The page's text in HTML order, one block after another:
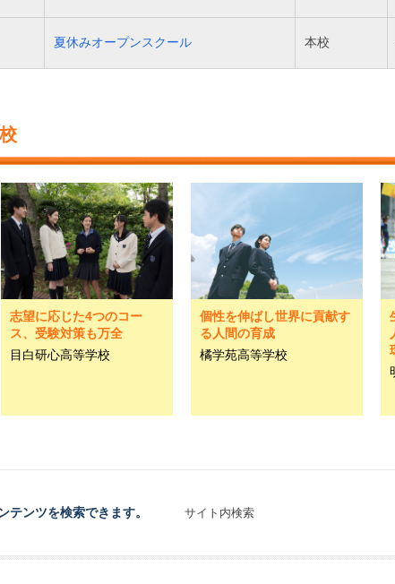
夏休みオープンスクール 本校
志望に応じた4つのコー
ス、受験対策も万全
目白研心高等学校
個性を伸ばし世界に貢献す
る人間の育成
橘学苑高等学校
テンツを検索できます。 サイト内検索